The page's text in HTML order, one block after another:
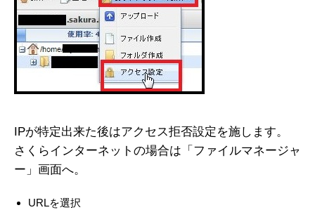
IPが特定出来た後はアクセス拒否設定を施します。
さくらインターネットの場合は「ファイルマネージャ
ー」画面へ。
URLを選択